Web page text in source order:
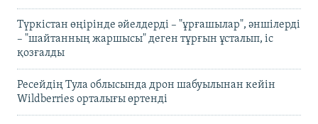
Түркістан өңірінде әйелдерді – "ұрғашылар", әншілерді
– "шайтанның жаршысы" деген тұрғын ұсталып, іс
қозғалды
Ресейдің Тула облысында дрон шабуылынан кейін
Wildberries орталығы өртенді